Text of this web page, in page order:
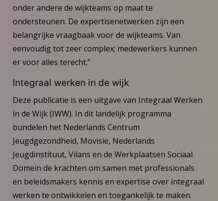
onder andere de wijkteams op maat te
ondersteunen. De expertisenetwerken zijn een
belangrijke vraagbaak voor de wijkteams. Van
eenvoudig tot zeer complex; medewerkers kunnen
er voor alles terecht.”
Integraal werken in de wijk
Deze publicatie is een uitgave van Integraal Werken
in de Wijk (IWW). In dit landelijk programma
bundelen het Nederlands Centrum
Jeugdgezondheid, Movisie, Nederlands
Jeugdinstituut, Vilans en de Werkplaatsen Sociaal
Domein de krachten om samen met professionals
en beleidsmakers kennis en expertise over integraal
werken te ontwikkelen en toegankelijk te maken.